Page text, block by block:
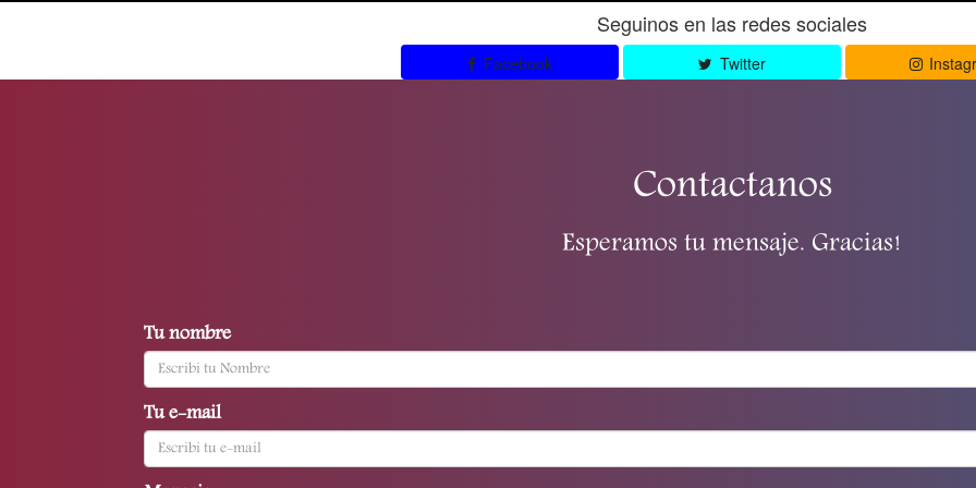
Seguinos en las redes sociales
Facebook Twitter
Contactanos
Esperamos tu mensaje. Gracias!
Tu nombre
Tu e-mail